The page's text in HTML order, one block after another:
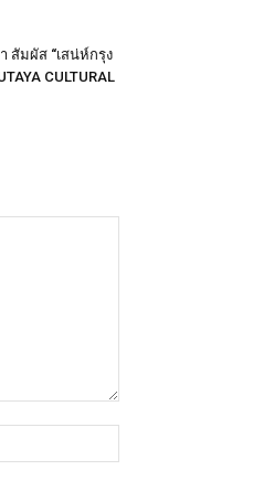
สัมผัส “เสน่ห์กรุง
CULTURAL